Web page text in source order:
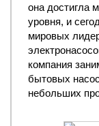
она достигла
уровня, и
мировых
компания
бытовых
небольших